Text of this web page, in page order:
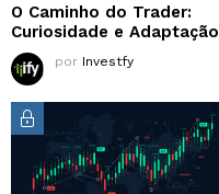
O Caminho do Trader:
Curiosidade e Adaptação
por Investfy